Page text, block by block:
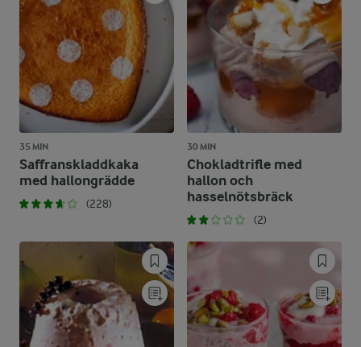
35 MIN
Saffranskladdkaka
med hallongrädde
(228)
30 MIN
Chokladtrifle med
hallon och
hasselnötsbräck
(2)